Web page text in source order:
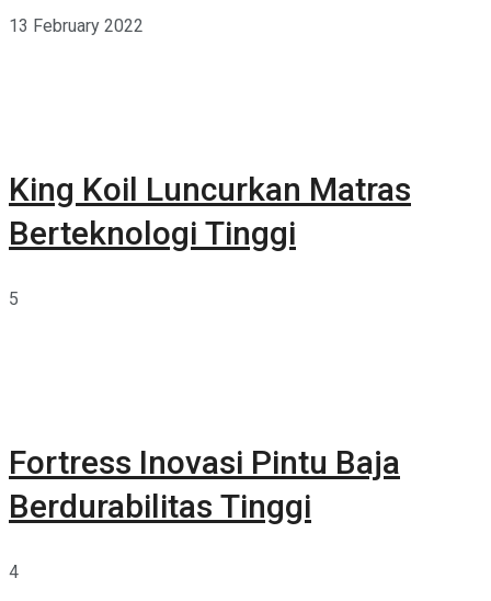
13 February 2022
King Koil Luncurkan Matras
Berteknologi Tinggi
5
Fortress Inovasi Pintu Baja
Berdurabilitas Tinggi
4